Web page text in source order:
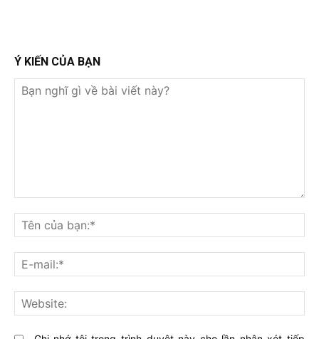
Ý KIẾN CỦA BẠN
nghĩ
gì
về
bài
viết
này?